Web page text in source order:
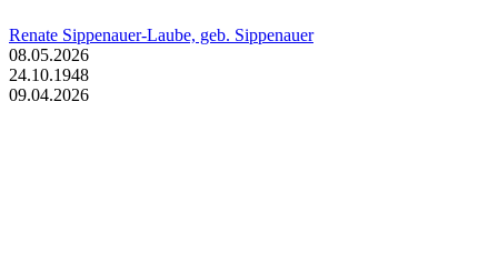
Renate Sippenauer-Laube, geb. Sippenauer
08.05.2026
24.10.1948
09.04.2026